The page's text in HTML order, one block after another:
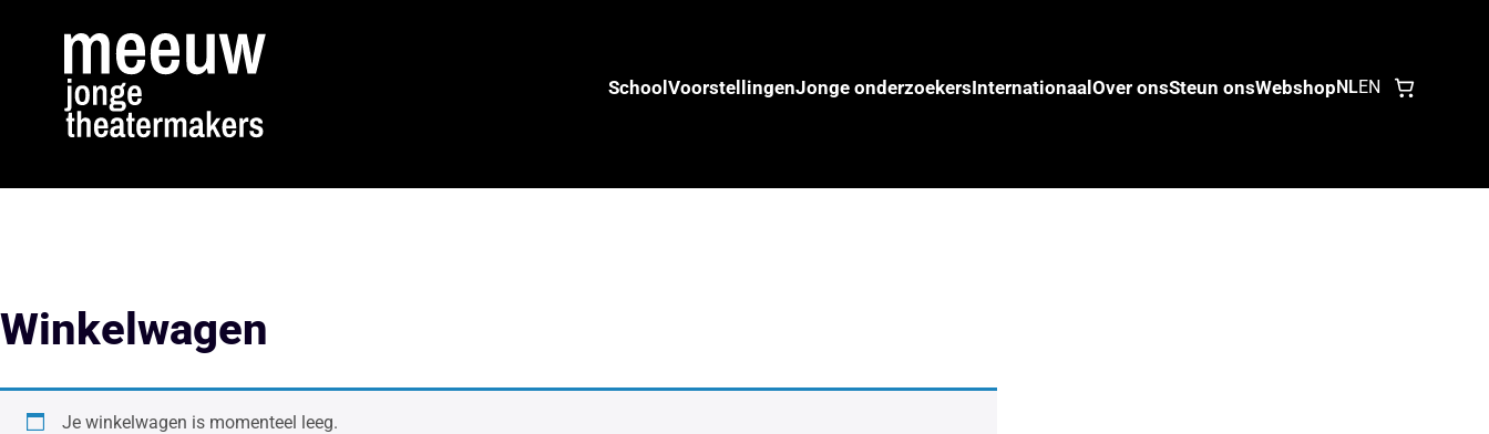
SchoolVoorstellingenJonge onderzoekersInternationaalOver onsSteun onsWebshopNLEN
Winkelwagen
Je winkelwagen is momenteel leeg.